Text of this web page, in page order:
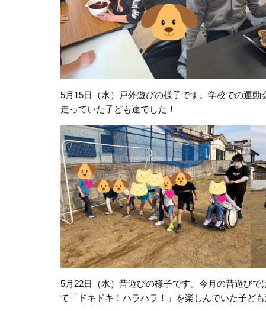
5月 15日（水）戸外遊びの様子です。学校での運
走っていた子ども達でした！
5月 22日（水）昔遊びの様子です。今月の昔遊び
て「ドキドキ！ハラハラ！」を楽しんでいた子ども